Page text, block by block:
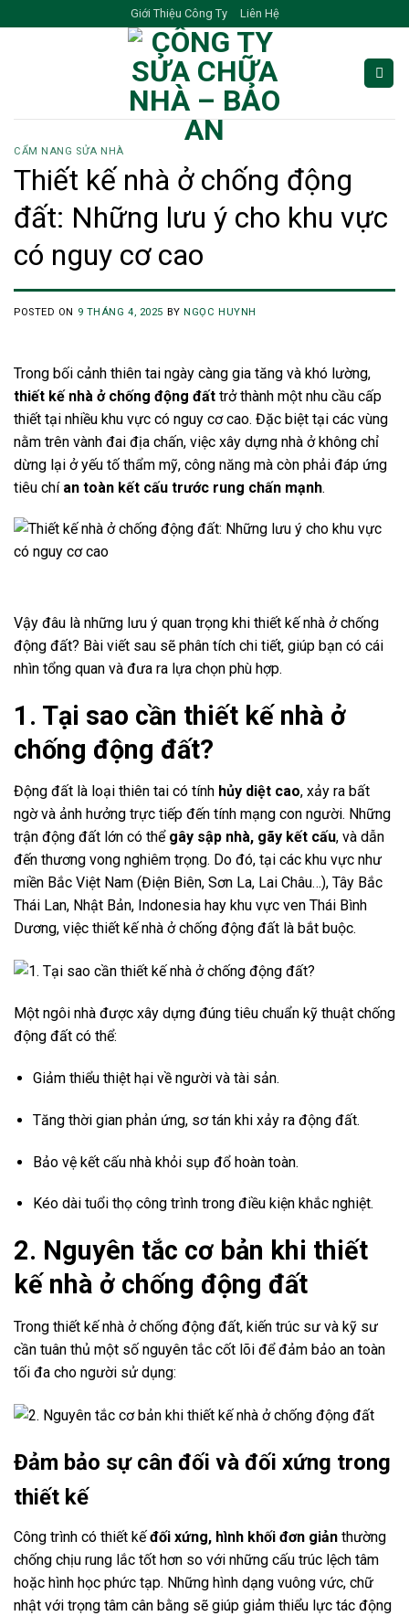
to
Giới Thiệu Công Ty Liên Hệ
CẨM NANG SỬA NHÀ
Thiết kế nhà ở chống động
đất: Những lưu ý cho khu vực
có nguy cơ cao
POSTED ON 9 THÁNG 4, 2025 BYNGỌC HUYNH
Trong bối cảnh thiên tai ngày càng gia tăng và khó lường,
thiết kế nhà ở chống động đất trở thành một nhu cầu cấp
thiết tại nhiều khu vực có nguy cơ cao. Đặc biệt tại các vùng
nằm trên vành đai địa chấn, việc xây dựng nhà ở không chỉ
dừng lại ở yếu tố thẩm mỹ, công năng mà còn phải đáp ứng
tiêu chí an toàn kết cấu trước rung chấn mạnh.
Vậy đâu là những lưu ý quan trọng khi thiết kế nhà ở chống
động đất? Bài viết sau sẽ phân tích chi tiết, giúp bạn có cái
nhìn tổng quan và đưa ra lựa chọn phù hợp.
1. Tại sao cần thiết kế nhà ở
chống động đất?
Động đất là loại thiên tai có tính hủy diệt cao, xảy ra bất
ngờ và ảnh hưởng trực tiếp đến tính mạng con người. Những
trận động đất lớn có thể gây sập nhà, gãy kết cấu, và dẫn
đến thương vong nghiêm trọng. Do đó, tại các khu vực như
miền Bắc Việt Nam (Điện Biên, Sơn La, Lai Châu…), Tây Bắc
Thái Lan, Nhật Bản, Indonesia hay khu vực ven Thái Bình
Dương, việc thiết kế nhà ở chống động đất là bắt buộc.
Một ngôi nhà được xây dựng đúng tiêu chuẩn kỹ thuật chống
động đất có thể:
Giảm thiểu thiệt hại về người và tài sản.
Tăng thời gian phản ứng, sơ tán khi xảy ra động đất.
Bảo vệ kết cấu nhà khỏi sụp đổ hoàn toàn.
Kéo dài tuổi thọ công trình trong điều kiện khắc nghiệt.
2. Nguyên tắc cơ bản khi thiết
kế nhà ở chống động đất
Trong thiết kế nhà ở chống động đất, kiến trúc sư và kỹ sư
cần tuân thủ một số nguyên tắc cốt lõi để đảm bảo an toàn
tối đa cho người sử dụng:
Đảm bảo sự cân đối và đối xứng trong
thiết kế
Công trình có thiết kếđối xứng, hình khối đơn giản thường
chống chịu rung lắc tốt hơn so với những cấu trúc lệch tâm
hoặc hình học phức tạp. Những hình dạng vuông vức, chữ
nhật với trọng tâm cân bằng sẽ giúp giảm thiểu lực tác động